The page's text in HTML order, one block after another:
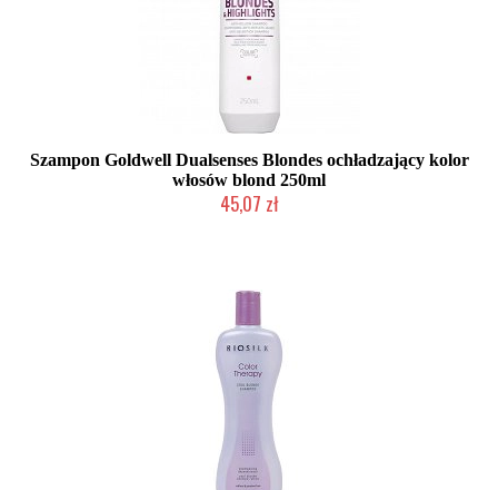
Szampon Goldwell Dualsenses Blondes ochładzający kolor
włosów blond 250ml
45,07 zł